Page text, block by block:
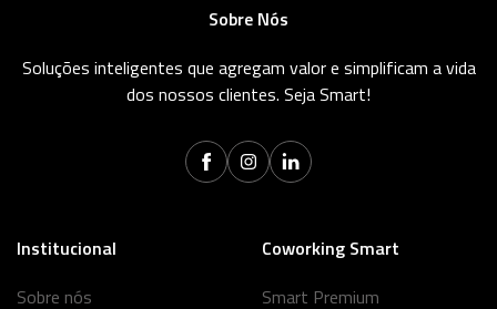
Sobre Nós
Soluções inteligentes que agregam valor e simplificam a vida
dos nossos clientes. Seja Smart!
Institucional
Sobre nós
Coworking Smart
Smart Premium